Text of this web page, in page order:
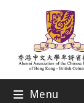
Menu